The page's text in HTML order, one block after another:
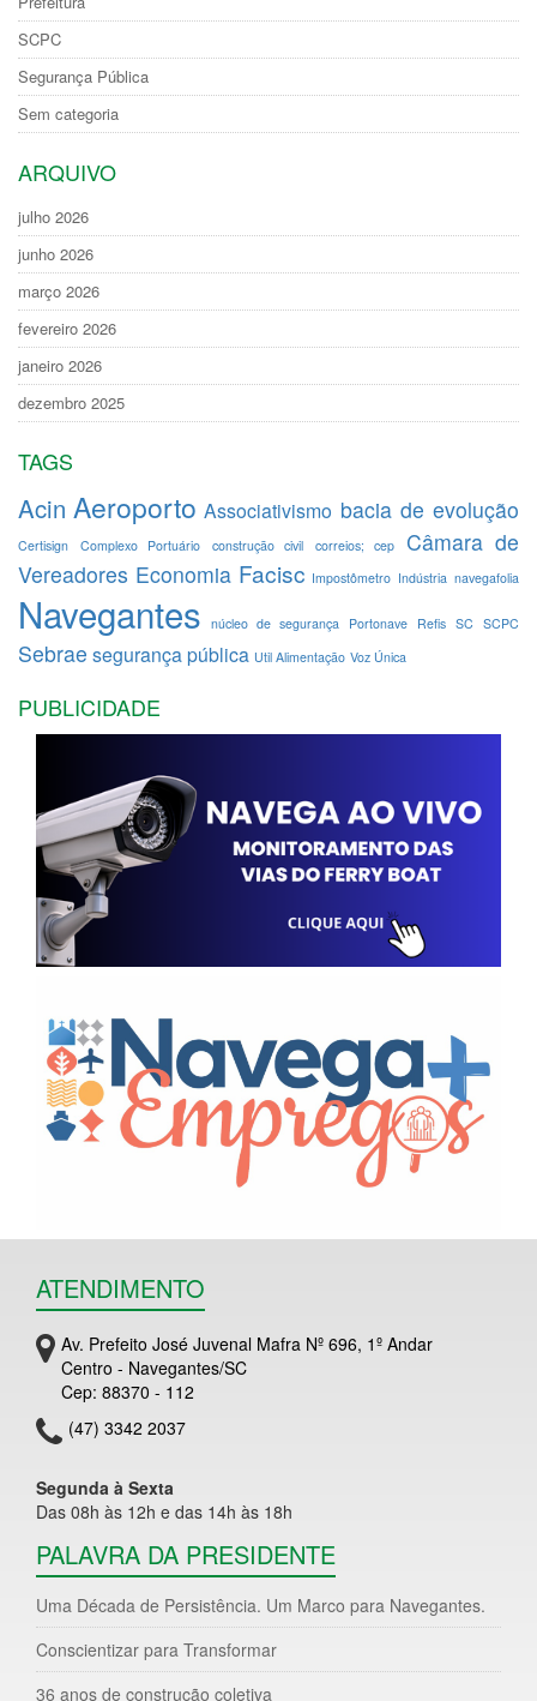
SCPC
Segurança Pública
Sem categoria
ARQUIVO
julho 2026
junho 2026
março 2026
fevereiro 2026
janeiro 2026
dezembro 2025
TAGS
Acin Aeroporto Associativismo bacia de evolução
Certisign Complexo Portuário construção civil correios; cep
Câmara de
Vereadores Economia Facisc Impostômetro Indústria navegafolia
Navegantes núcleo de segurança Portonave Refis SC SCPC
Sebrae segurança pública Util Alimentação Voz Única
PUBLICIDADE
ATENDIMENTO
Av. Prefeito José Juvenal Mafra Nº 696, 1º Andar
Centro - Navegantes/SC
Cep: 88370 - 112
(47) 3342 2037
Segunda à Sexta
Das 08h às 12h e das 14h às 18h
PALAVRA DA PRESIDENTE
Uma Década de Persistência. Um Marco para Navegantes.
Conscientizar para Transformar
36 anos de construção coletiva